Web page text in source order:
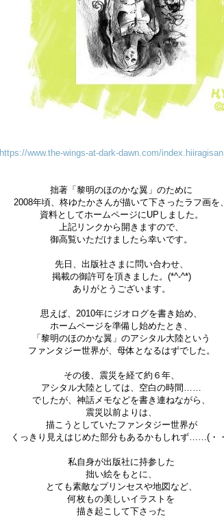
https://www.the-wings-at-dark-dawn.com/
拙著「黎明のほのかな翼」のために
2008年頃、柊ゆたかさんが描いて下さったラフ画を
資料としてホームページにUPしました。
上記リンクから開きますので、
御高覧いただけましたら幸いです。
先日、出版社さまに問い合わせ、
掲載の御許可を頂きました。(*^-^*)
ありがとうございます。
思えば、2010年にジオログを書き始め、
ホームページを準備し始めたとき、
「黎明のほのかな翼」のアシタル大陸という
ファンタジー世界が、母体となるはずでした。
その後、震災を経て約６年、
アシタル大陸としては、空白の時間……
でしたが、神話メモなどを書き連ねながら、
震災以前よりは、
描こうとしていたファンタジー世界が
くっきり見えはじめた部分もあるかもしれず……(・
私自身が出版社に持参した
拙い絵をもとに、
とても素敵なプリンセスや地図など、
何枚もの美しいイラストを
描き起こして下さった